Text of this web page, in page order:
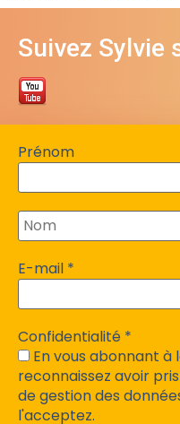
Prénom
E-mail *
Confidentialité *
En vous abonnant à
reconnaissez avoir
de gestion des
l'acceptez.
Suivez Sylvie
Contacter
06 84 07 18 10
51bis rue du Claud Fardeix
Site de Moïse
https://therapies-